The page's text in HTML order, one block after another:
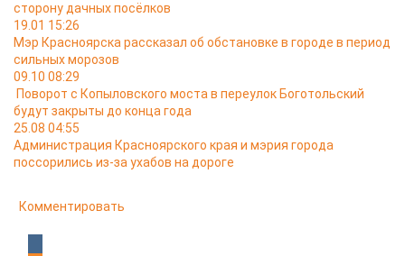
сторону дачных посёлков
19.01 15:26
Мэр Красноярска рассказал об обстановке в городе в период
сильных морозов
09.10 08:29
Поворот с Копыловского моста в переулок Боготольский
будут закрыты до конца года
25.08 04:55
Администрация Красноярского края и мэрия города
поссорились из-за ухабов на дороге
Комментировать